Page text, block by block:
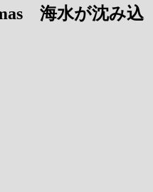
海水が沈み込